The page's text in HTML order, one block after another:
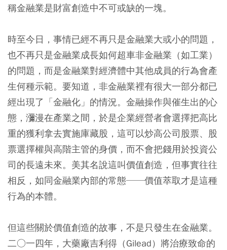
稱金融業是財富創造中不可或缺的一塊。
時至今日，事情已經不再只是金融業大或小的問題，
也不再只是金融業成長如何超車非金融業（如工業）
的問題，而是金融業對經濟體中其他成員的行為會產
生何種示範。要知道，非金融業裡有很大一部分都已
經出現了「金融化」的情況。金融操作與催生出的心
態，瀰漫在產業之間，於是企業經營者會選擇把高比
重的獲利拿去實施庫藏股，這可以炒高公司股票、股
票選擇權與高階主管的身價，而不會把錢用於投資公
司的長遠未來。美其名說這叫價值創造，但事實往往
相反，如同金融業內部的常態──價值萃取才是這種
行為的本體。
但這些關於價值創造的故事，不是只發生在金融業。
二○一四年，大藥廠吉利得（Gilead）將治療致命的